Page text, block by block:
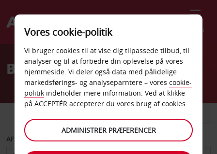
Menu
Welcome
AvisBilleje Bad Oldesloe
AFHENT FRA
Vores cookie-politik
Vi bruger cookies til at vise dig tilpassede tilbud, til
analyser og til at forbedre din oplevelse på vores
hjemmeside. Vi deler også data med pålidelige
markedsførings- og analyseparntere – vores cookie-
politik indeholder mere information. Ved at klikke
på ACCEPTÉR accepterer du vores brug af cookies.
ADMINISTRER PRÆFERENCER